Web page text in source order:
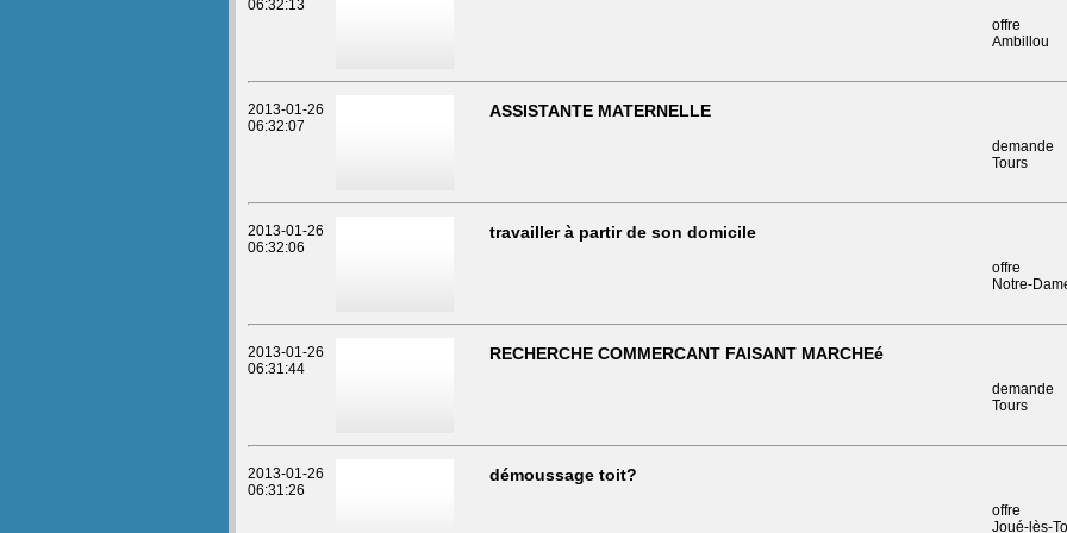
06:32:13
offre
Ambillou
2013-01-26
06:32:07
ASSISTANTE MATERNELLE
demande
Tours
2013-01-26
06:32:06
travailler à partir de son domicile
offre
Notre-
2013-01-26
06:31:44
RECHERCHE COMMERCANT FAISANT MARCHEé
demande
Tours
2013-01-26
06:31:26
démoussage toit?
offre
Joué-lès-